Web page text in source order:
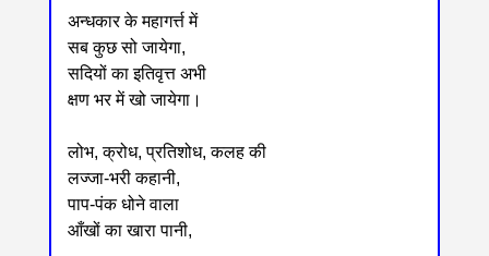
अन्धकार के महागर्त्त में
सब कुछ सो जायेगा,
सदियों का इतिवृत्त अभी
क्षण भर में खो जायेगा।
लोभ, क्रोध, प्रतिशोध, कलह की
लज्जा-भरी कहानी,
पाप-पंक धोने वाला
आँखों का खारा पानी,